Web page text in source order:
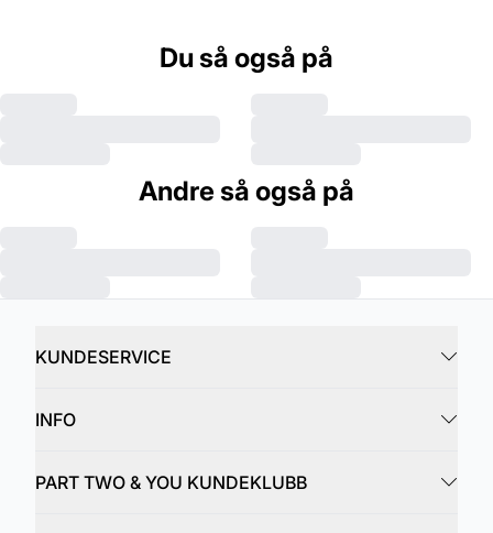
Du så også på
Andre så også på
KUNDESERVICE
INFO
PART TWO & YOU KUNDEKLUBB